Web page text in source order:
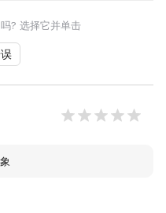
? 选择它并单击